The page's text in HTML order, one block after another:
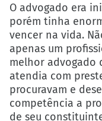
O advogado era
porém tinha
vencer na vida.
apenas um
melhor advogado
atendia com
procuravam e
competência a
de seu